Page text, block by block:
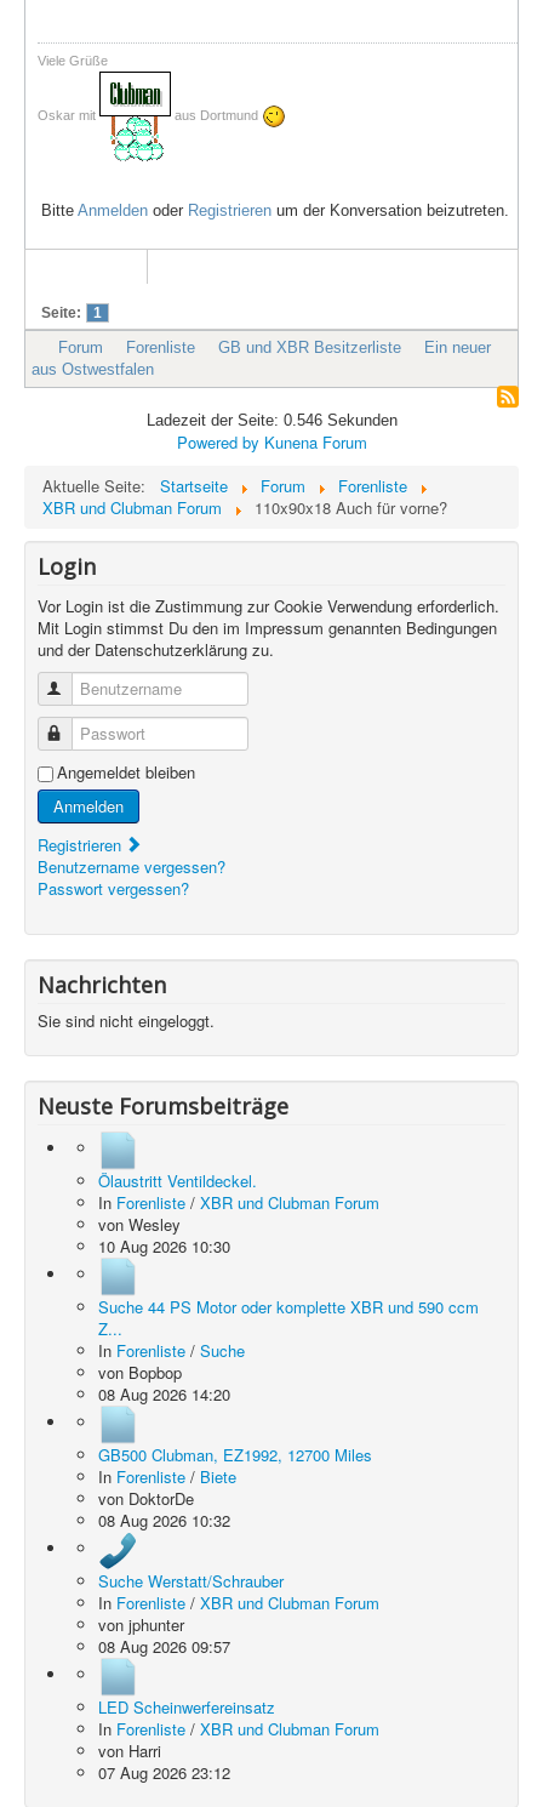
Viele Grüße
Oskar mit aus Dortmund
Bitte Anmelden oder Registrieren um der Konversation beizutreten.
Seite: 1
Forum Forenliste GB und XBR Besitzerliste
Ein neuer
aus Ostwestfalen
Ladezeit der Seite: 0.546 Sekunden
Powered by Kunena Forum
Aktuelle Seite:
Startseite Forum
Forenliste
XBR und Clubman Forum
110x90x18 Auch für vorne?
Login
Vor Login ist die Zustimmung zur Cookie Verwendung erforderlich.
Mit Login stimmst Du den im Impressum genannten Bedingungen
und der Datenschutzerklärung zu.
Benutzername
Passwort
Angemeldet bleiben
Anmelden
Registrieren
Benutzername vergessen?
Passwort vergessen?
Nachrichten
Sie sind nicht eingeloggt.
Neuste Forumsbeiträge
Ölaustritt Ventildeckel.
In Forenliste / XBR und Clubman Forum
von Wesley
10 Aug 2026 10:30
Suche 44 PS Motor oder komplette XBR und 590 ccm
Z...
In Forenliste / Suche
von Bopbop
08 Aug 2026 14:20
GB500 Clubman, EZ1992, 12700 Miles
In Forenliste / Biete
von DoktorDe
08 Aug 2026 10:32
Suche Werstatt/Schrauber
In Forenliste / XBR und Clubman Forum
von jphunter
08 Aug 2026 09:57
LED Scheinwerfereinsatz
In Forenliste / XBR und Clubman Forum
von Harri
07 Aug 2026 23:12